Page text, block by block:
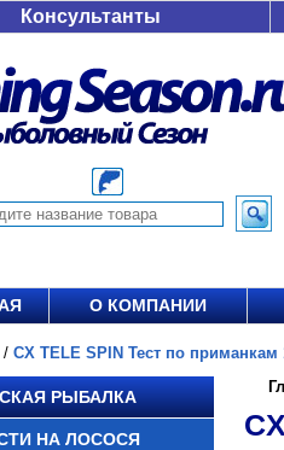
Консультанты
О КОМПАНИИ
/ CX TELE SPIN Тест по приманкам
РЫБАЛКА
НА ЛОСОСЯ